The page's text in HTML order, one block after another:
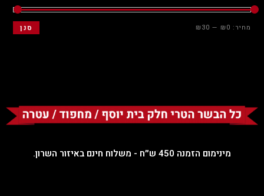
סנן מחיר: ₪0
—
₪30
מינימום הזמנה 450 ש״ח - משלוח חינם באיזור השרון.